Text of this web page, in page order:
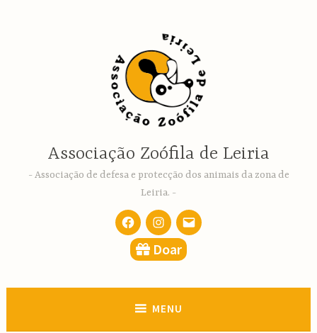
Associação Zoófila de Leiria
Associação de defesa e protecção dos animais da zona de
Leiria.
FacebookInstagram
email
Doar
MENU